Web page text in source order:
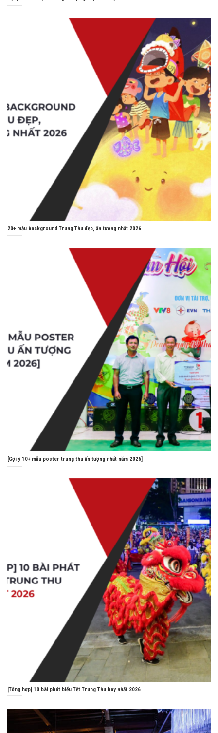
20+ mẫu background Trung Thu đẹp, ấn tượng nhất 2026
[Gợi ý 10+ mẫu poster trung thu ấn tượng nhất năm 2026]
[Tổng hợp] 10 bài phát biểu Tết Trung Thu hay nhất 2026